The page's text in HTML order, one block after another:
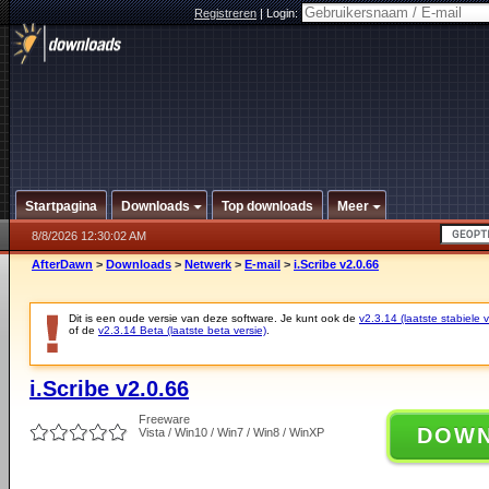
Registreren|Login:
Startpagina Downloads Top downloads Meer
8/8/2026 12:30:02 AM
AfterDawn > Downloads > Netwerk > E-mail > i.Scribe v2.0.66
Dit is een oude versie van deze software. Je kunt ook de v2.3.14 (laatste stabiele
of de v2.3.14 Beta (laatste beta versie)
i.Scribe v2.0.66
Freeware
Vista / Win10 / Win7 / Win8 / WinXP